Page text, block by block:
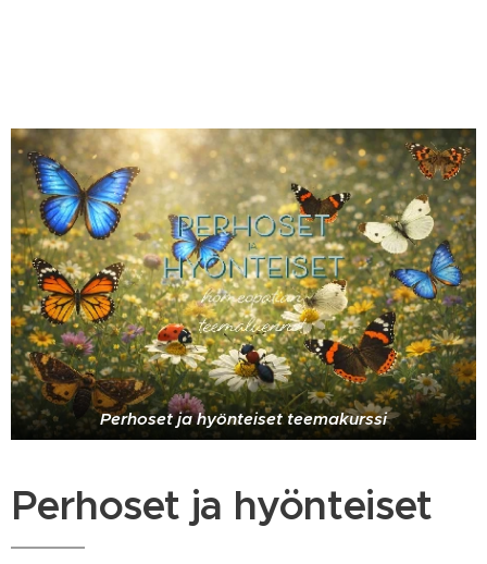
Perhoset ja hyönteiset teemakurssi
Perhoset ja hyönteiset